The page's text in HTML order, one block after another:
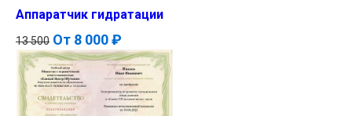
Аппаратчик гидратации
13 500 От 8 000 ₽